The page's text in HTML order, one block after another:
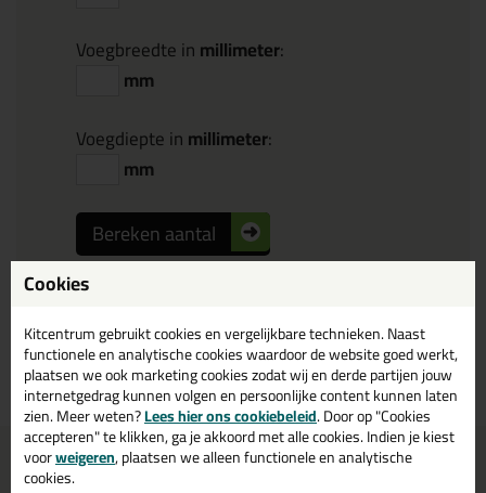
Voegbreedte inmillimeter:
mm
Voegdiepte inmillimeter:
mm
Bereken aantal
Bekijk product
Voor 21:00 uur besteld
morgen in huis
Gratisbezorging inNL & BE
Cookies
Kitcentrum gebruikt cookies en vergelijkbare technieken. Naast
functionele en analytische cookies waardoor de website goed werkt,
plaatsen we ook marketing cookies zodat wij en derde partijen jouw
internetgedrag kunnen volgen en persoonlijke content kunnen laten
zien. Meer weten?Lees hier ons cookiebeleid. Door op "Cookies
accepteren" te klikken, ga je akkoord met alle cookies. Indien je kiest
voorweigeren, plaatsen we alleen functionele en analytische
cookies.